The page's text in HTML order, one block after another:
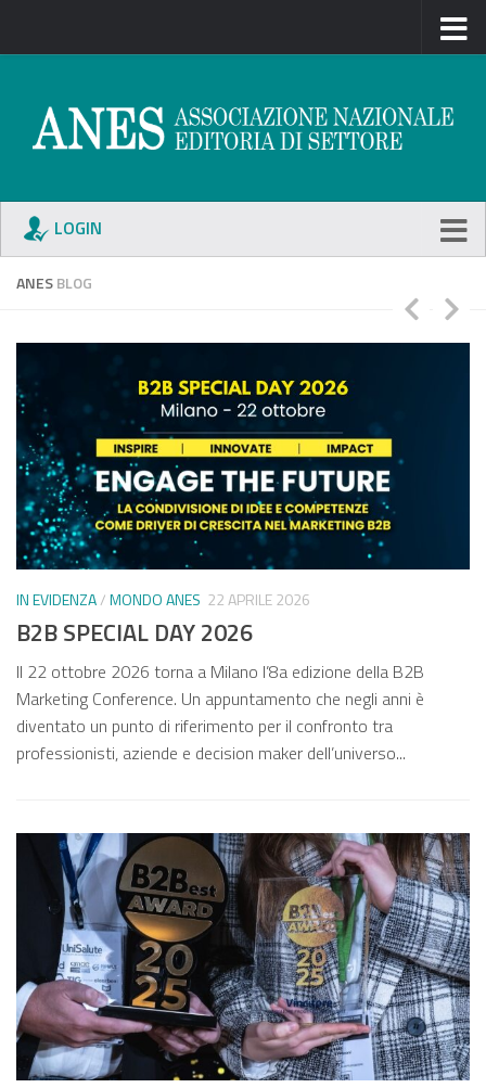
LOGIN
ANESBLOG
IN EVIDENZA/MONDO ANES 22 APRILE 2026
B2B SPECIAL DAY 2026
ll 22 ottobre 2026 torna a Milano l’8a edizione della B2B
Marketing Conference. Un appuntamento che negli anni è
diventato un punto di riferimento per il confronto tra
professionisti, aziende e decision maker dell’universo...